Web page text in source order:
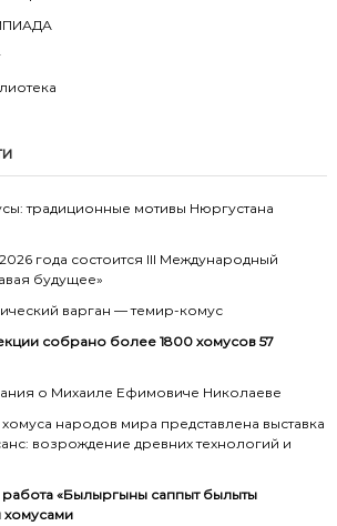
традиционные мотивы Нюргустана
года состоится III Международный
будущее»
варган — темир-комус
собрано более 1800 хомусов 57
о Михаиле Ефимовиче Николаеве
народов мира представлена выставка
возрождение древних технологий и
«Былыргыны саппыт былыты
хомусами